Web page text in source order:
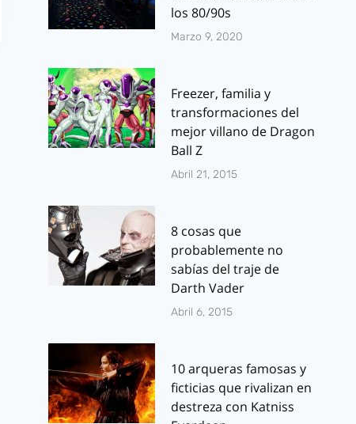
Blood se estrena
en cines el 27 de
Septiembre. Aquí
su tráiler final
spin-off de
Conjuring’
los 80/90s
Marzo 9, 2020
Freezer, familia y
transformaciones del
mejor villano de Dragon
Ball Z
Abril 21, 2015
8 cosas que
probablemente no
sabías del traje de
Darth Vader
Abril 6, 2015
10 arqueras famosas y
ficticias que rivalizan en
destreza con Katniss